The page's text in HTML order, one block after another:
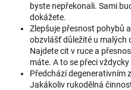
byste nepřekonali. Sami
dokážete.
Zlepšuje přesnost pohybů
obzvlášť důležité u malých
Najdete cit v ruce a
máte. A to se přeci vždycky
Předchází degenerativním
Jakákoliv rukodělná